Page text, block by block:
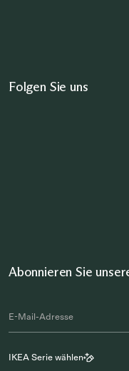
Folgen Sie uns
Abonnieren Sie
IKEA Serie wählen